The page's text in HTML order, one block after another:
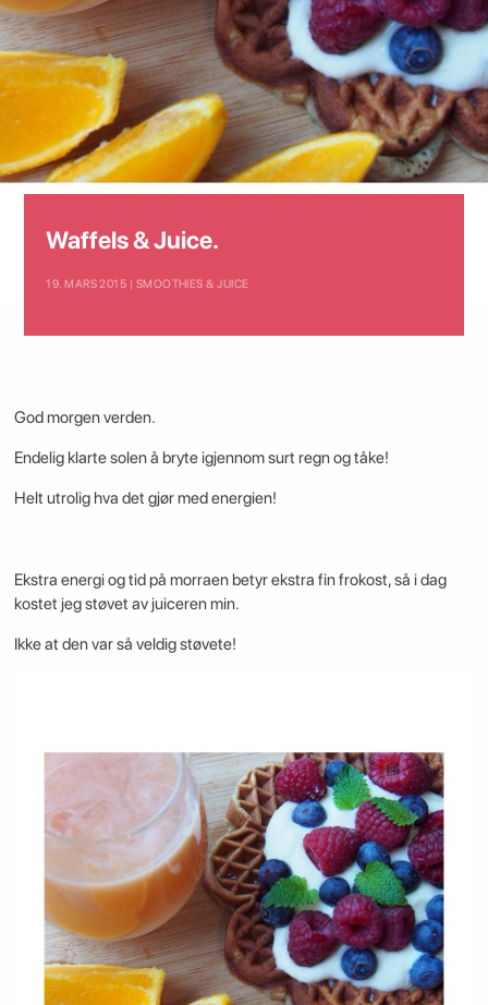
Waffels & Juice.
19. MARS 2015 | SMOOTHIES & JUICE
God morgen verden.
Endelig klarte solen å bryte igjennom surt regn og tåke!
Helt utrolig hva det gjør med energien!
Ekstra energi og tid på morraen betyr ekstra fin frokost, så i dag
kostet jeg støvet av juiceren min.
Ikke at den var så veldig støvete!